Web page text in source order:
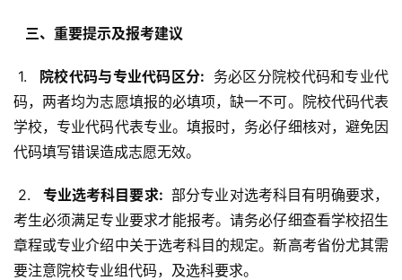
  三、重要提示及报考建议
1.
  院校代码与专业代码区分:
务必区分院校代码和专业代
码，两者均为志愿填报的必填项，缺一不可。院校代码代表
学校，专业代码代表专业。填报时，务必仔细核对，避免因
代码填写错误造成志愿无效。
2.
  专业选考科目要求:
部分专业对选考科目有明确要求，
考生必须满足专业要求才能报考。请务必仔细查看学校招生
章程或专业介绍中关于选考科目的规定。新高考省份尤其需
要注意院校专业组代码，及选科要求。